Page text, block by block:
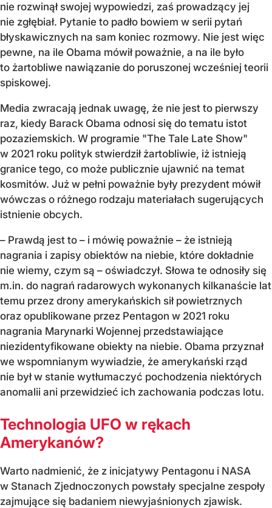
nie rozwinął swojej wypowiedzi, zaś prowadzący jej
nie zgłębiał. Pytanie to padło bowiem w serii pytań
błyskawicznych na sam koniec rozmowy. Nie jest więc
pewne, na ile Obama mówił poważnie, a na ile było
to żartobliwe nawiązanie do poruszonej wcześniej teorii
spiskowej.
Media zwracają jednak uwagę, że nie jest to pierwszy
raz, kiedy Barack Obama odnosi się do tematu istot
pozaziemskich. W programie "The Tale Late Show"
w 2021 roku polityk stwierdził żartobliwie, iż istnieją
granice tego, co może publicznie ujawnić na temat
kosmitów. Już w pełni poważnie były prezydent mówił
wówczas o różnego rodzaju materiałach sugerujących
istnienie obcych.
– Prawdą jest to – i mówię poważnie – że istnieją
nagrania i zapisy obiektów na niebie, które dokładnie
nie wiemy, czym są – oświadczył. Słowa te odnosiły się
m.in. do nagrań radarowych wykonanych kilkanaście lat
temu przez drony amerykańskich sił powietrznych
oraz opublikowane przez Pentagon w 2021 roku
nagrania Marynarki Wojennej przedstawiające
niezidentyfikowane obiekty na niebie. Obama przyznał
we wspomnianym wywiadzie, że amerykański rząd
nie był w stanie wytłumaczyć pochodzenia niektórych
anomalii ani przewidzieć ich zachowania podczas lotu.
Technologia UFO w rękach
Amerykanów?
Warto nadmienić, że z inicjatywy Pentagonu i NASA
w Stanach Zjednoczonych powstały specjalne zespoły
zajmujące się badaniem niewyjaśnionych zjawisk.